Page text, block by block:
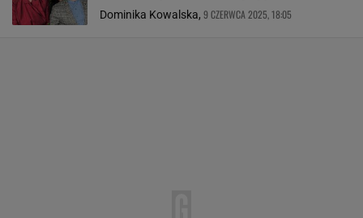
Dominika Kowalska, 9 CZERWCA 2025, 18:05